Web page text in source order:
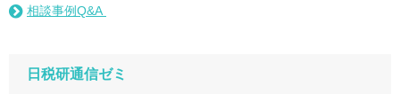
相談事例Q&A
日税研通信ゼミ